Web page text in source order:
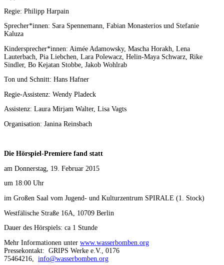
Regie: Philipp Harpain
Sprecher*innen: Sara Spennemann, Fabian Monasterios und Stefanie
Kaluza
Kindersprecher*innen: Aimée Adamowsky, Mascha Horakh, Lena
Lauterbach, Pia Liebchen, Lara Polewacz, Helin-Maya Schwarz, Rike
Sindler, Bo Kejatan Stobbe, Jakob Wohlrab
Ton und Schnitt: Hans Hafner
Regie-Assistenz: Wendy Pladeck
Assistenz: Laura Mirjam Walter, Lisa Vagts
Organisation: Janina Reinsbach
Die Hörspiel-Premiere fand statt
am Donnerstag, 19. Februar 2015
um 18:00 Uhr
im Großen Saal vom Jugend- und Kulturzentrum SPIRALE (1. Stock)
Westfälische Straße 16A, 10709 Berlin
Dauer des Hörspiels: ca 1 Stunde
Mehr Informationen unter www.wasserbomben.org
Pressekontakt: GRIPS Werke e.V., 0176
75464216, info@wasserbomben.org